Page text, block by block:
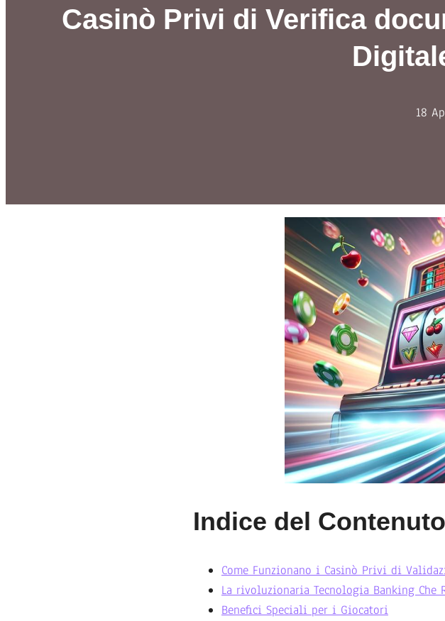
Casinò Privi di Verifica
18
Indice del Contenuto
Come Funzionano i Casinò Privi di
La rivoluzionaria Tecnologia Banking Che
Benefici Speciali per i Giocatori